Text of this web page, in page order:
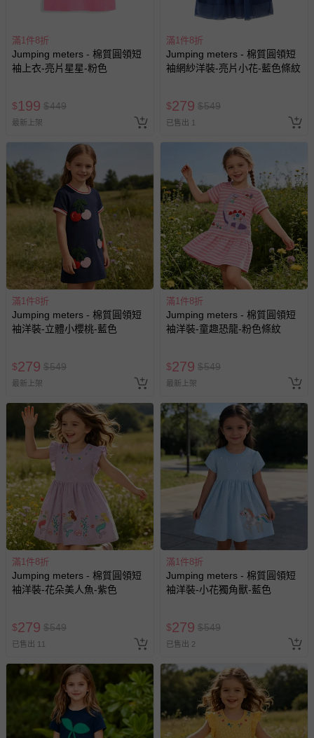
滿1件8折
Jumping meters - 棉質圓領短
袖上衣-亮片星星-粉色
$199 $449
最新上架
滿1件8折
Jumping meters - 棉質圓領短
袖網紗洋裝-亮片小花-藍色條紋
$279 $549
已售出 1
滿1件8折
Jumping meters - 棉質圓領短
袖洋裝-立體小櫻桃-藍色
$279 $549
最新上架
滿1件8折
Jumping meters - 棉質圓領短
袖洋裝-童趣恐龍-粉色條紋
$279 $549
最新上架
滿1件8折
Jumping meters - 棉質圓領短
袖洋裝-花朵美人魚-紫色
$279 $549
已售出 11
滿1件8折
Jumping meters - 棉質圓領短
袖洋裝-小花獨角獸-藍色
$279 $549
已售出 2